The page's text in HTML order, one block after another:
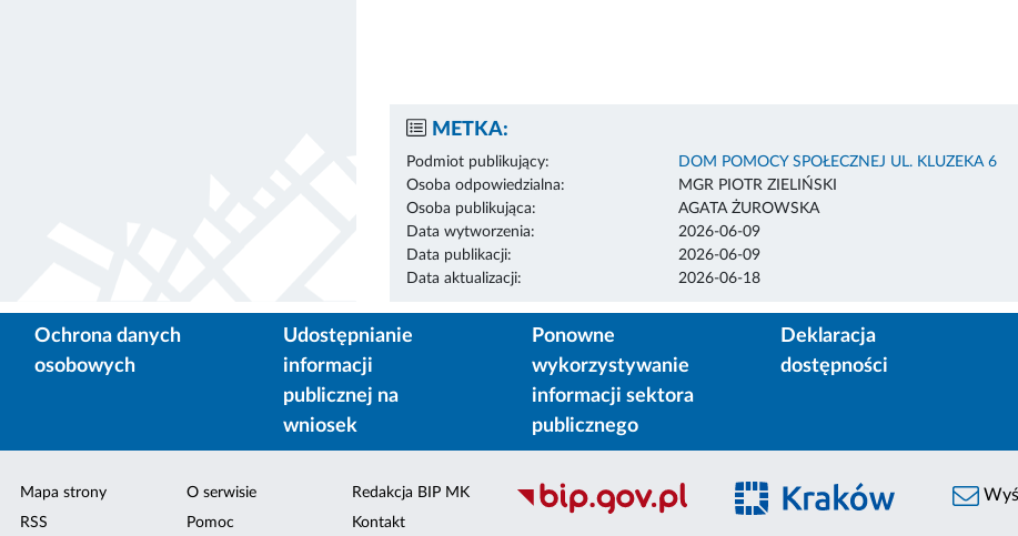
METKA:
Podmiot publikujący:
DOM POMOCY SPOŁECZNEJ UL. KLUZEKA 6
Osoba odpowiedzialna:
MGR PIOTR ZIELIŃSKI
Osoba publikująca:
AGATA ŻUROWSKA
Data wytworzenia:
2026-06-09
Data publikacji:
2026-06-09
Data aktualizacji:
2026-06-18
Ochrona danych
osobowych
Udostępnianie
informacji
publicznej na
wniosek
Ponowne
wykorzystywanie
informacji sektora
publicznego
Deklaracja
dostępności
Mapa strony
RSS
O serwisie
Pomoc
Redakcja BIP MK
Kontakt